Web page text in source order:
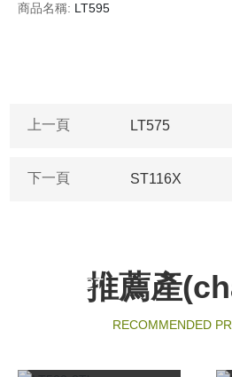
商品名稱: LT595
上一頁 LT575
下一頁 ST116X
推薦產
RECOMMENDED
LT500-2Tl